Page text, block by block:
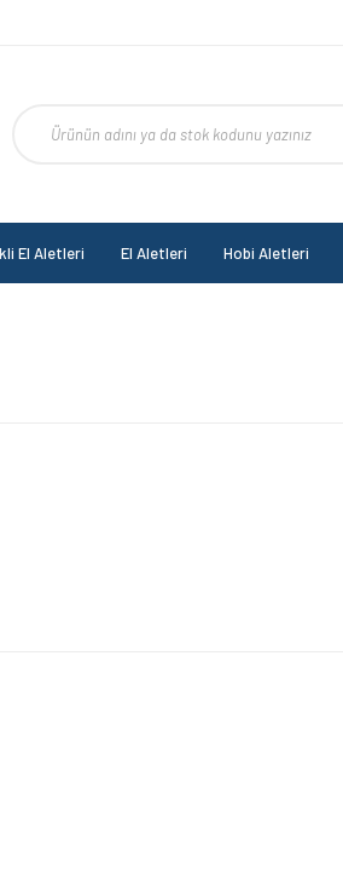
El Aletleri El Aletleri Hobi Aletleri